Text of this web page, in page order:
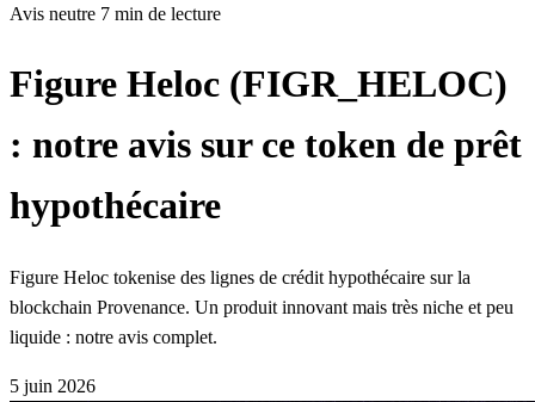
Avis neutre 7 min de lecture
Figure Heloc (FIGR_HELOC)
: notre avis sur ce token de prêt
hypothécaire
Figure Heloc tokenise des lignes de crédit hypothécaire sur la
blockchain Provenance. Un produit innovant mais très niche et peu
liquide : notre avis complet.
5 juin 2026